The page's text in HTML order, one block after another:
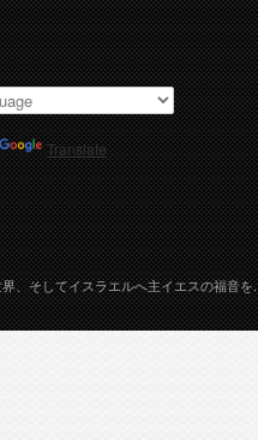
Translate
、そしてイスラエルへ主イエスの福音を.